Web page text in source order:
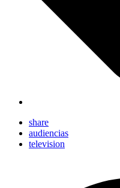
share
audiencias
television